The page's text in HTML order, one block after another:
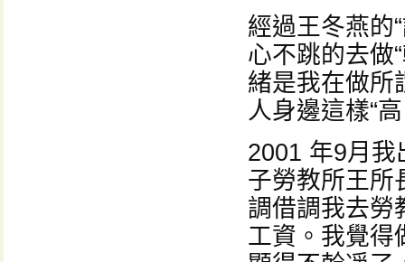
經過王冬燕的
心不跳的去做
緒是我在做所
人身邊這樣“
2001 年9月我
子勞教所王所
調借調我去勞
工資。我覺得